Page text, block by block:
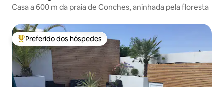
Casa a 600 m da praia de Conches, aninhada pela floresta
Entre os melhores preferidos dos hóspedes
Preferido dos hóspedes